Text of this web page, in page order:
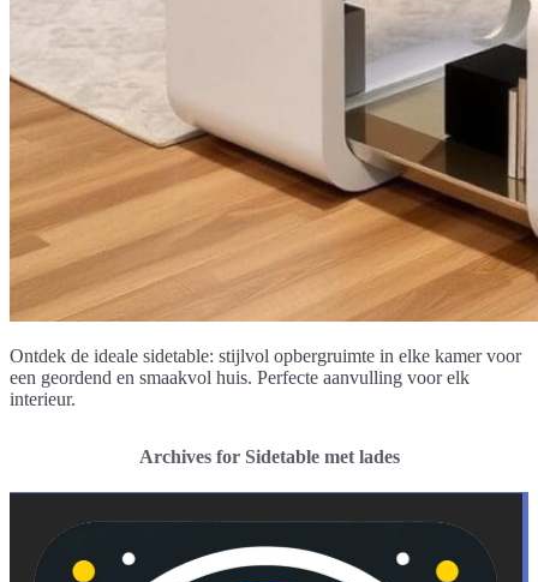
Ontdek de ideale sidetable: stijlvol opbergruimte in elke kamer voor
een geordend en smaakvol huis. Perfecte aanvulling voor elk
interieur.
Archives for Sidetable met lades